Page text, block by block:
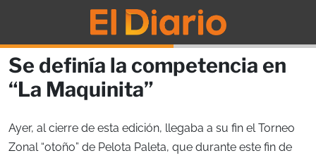
Se definía la competencia en
“La Maquinita”
Ayer, al cierre de esta edición, llegaba a su fin el Torneo
Zonal “otoño” de Pelota Paleta, que durante este fin de